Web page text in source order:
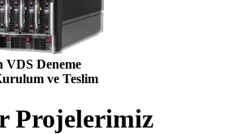
VDS Deneme
ve Teslim
Projelerimiz